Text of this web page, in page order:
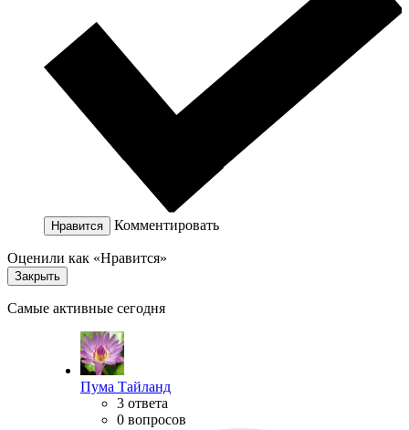
Нравится Комментировать
Оценили как «Нравится»
Закрыть
Самые активные сегодня
Пума Тайланд
3 ответа
0 вопросов